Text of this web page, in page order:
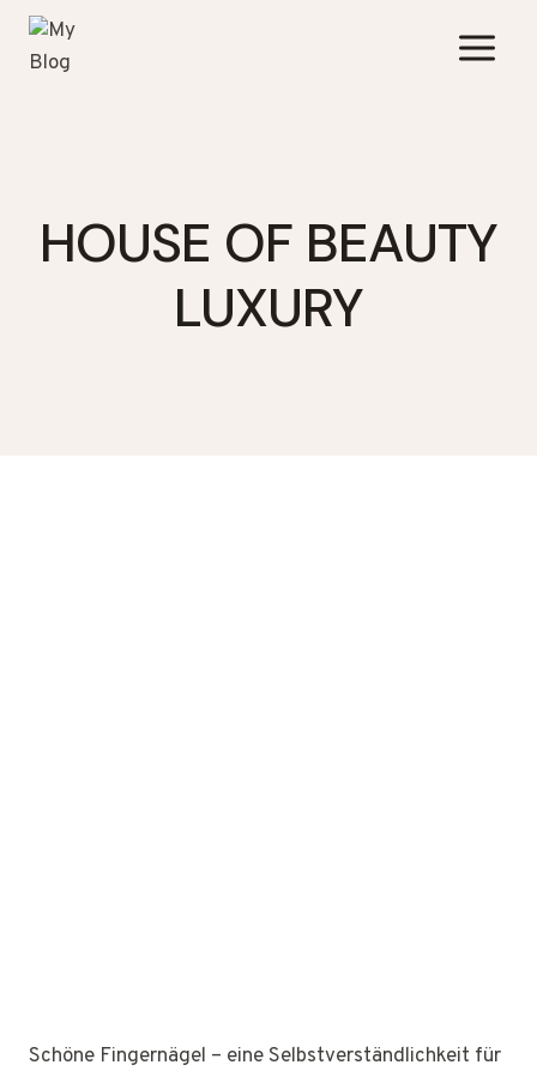
Zum
Inhalt
springen
HOUSE OF BEAUTY
LUXURY
Schöne Fingernägel – eine Selbstverständlichkeit für